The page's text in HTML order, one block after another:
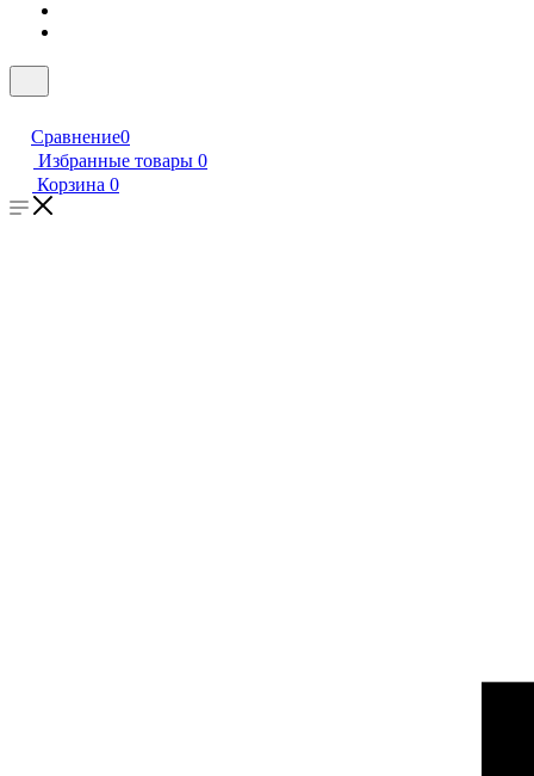
Сравнение0
Избранные товары 0
Корзина 0